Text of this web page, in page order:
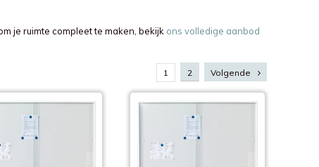
je ruimte compleet te maken, bekijk ons volledige aanbod
1 2 Volgende